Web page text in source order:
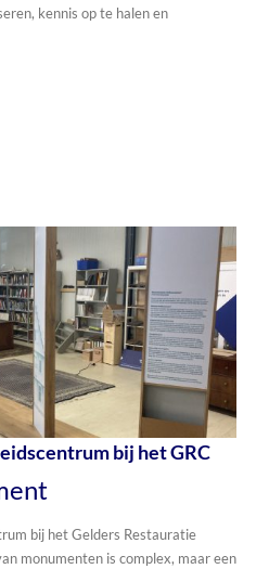
kennis op te halen en
bij het GRC
bij het Gelders Restauratie
monumenten is complex, maar een